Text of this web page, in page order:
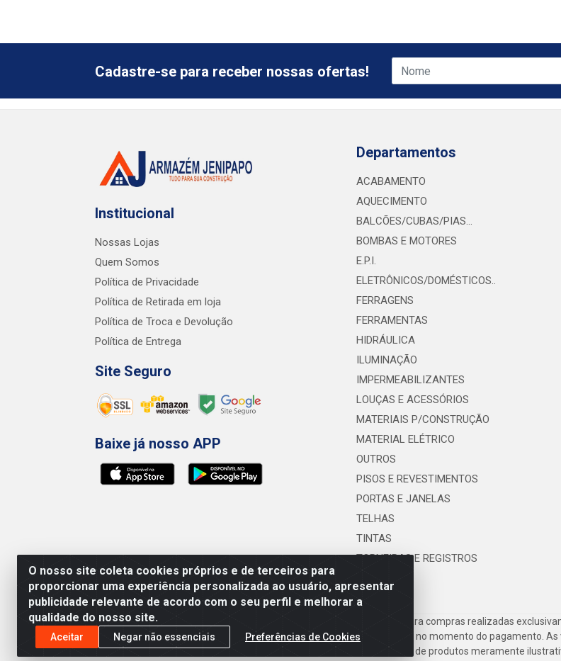
O nosso site coleta cookies próprios e de terceiros para
proporcionar uma experiência personalizada ao usuário, apresentar
publicidade relevante de acordo com o seu perfil e melhorar a
qualidade do nosso site.
Aceitar Negar não essenciais Preferências de Cookies
Cadastre-se para receber nossas ofertas!
Institucional
Nossas Lojas
Quem Somos
Política de Privacidade
Política de Retirada em loja
Política de Troca e Devolução
Política de Entrega
Site Seguro
Baixe já nosso APP
Departamentos
ACABAMENTO
AQUECIMENTO
BALCÕES/CUBAS/PIAS...
BOMBAS E MOTORES
E.P.I.
ELETRÔNICOS/DOMÉSTICOS..
FERRAGENS
FERRAMENTAS
HIDRÁULICA
ILUMINAÇÃO
IMPERMEABILIZANTES
LOUÇAS E ACESSÓRIOS
MATERIAIS P/CONSTRUÇÃO
MATERIAL ELÉTRICO
OUTROS
PISOS E REVESTIMENTOS
PORTAS E JANELAS
TELHAS
TINTAS
TORNEIRAS E REGISTROS
Preços, promoções, condições de pagamento e frete são válidos para compras realizadas
será válido o preço que for exibido no carrinho de compras do site no momento do pagamento.
Imagens de produtos meramente